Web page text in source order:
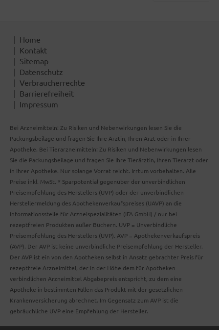
Home
Kontakt
Sitemap
Datenschutz
Verbraucherrechte
Barrierefreiheit
Impressum
Bei Arzneimitteln: Zu Risiken und Nebenwirkungen lesen Sie die
Packungsbeilage und fragen Sie Ihre Ärztin, Ihren Arzt oder in Ihrer
Apotheke. Bei Tierarzneimitteln: Zu Risiken und Nebenwirkungen lesen
Sie die Packungsbeilage und fragen Sie Ihre Tierärztin, Ihren Tierarzt oder
in Ihrer Apotheke. Nur solange Vorrat reicht. Irrtum vorbehalten. Alle
Preise inkl. MwSt. * Sparpotential gegenüber der unverbindlichen
Preisempfehlung des Herstellers (UVP) oder der unverbindlichen
Herstellermeldung des Apothekenverkaufspreises (UAVP) an die
Informationsstelle für Arzneispezialitäten (IFA GmbH) / nur bei
rezeptfreien Produkten außer Büchern. UVP = Unverbindliche
Preisempfehlung des Herstellers (UVP). AVP = Apothekenverkaufspreis
(AVP). Der AVP ist keine unverbindliche Preisempfehlung der Hersteller.
Der AVP ist ein von den Apotheken selbst in Ansatz gebrachter Preis für
rezeptfreie Arzneimittel, der in der Höhe dem für Apotheken
verbindlichen Arzneimittel Abgabepreis entspricht, zu dem eine
Apotheke in bestimmten Fällen das Produkt mit der gesetzlichen
Krankenversicherung abrechnet. Im Gegensatz zum AVP ist die
gebräuchliche UVP eine Empfehlung der Hersteller.